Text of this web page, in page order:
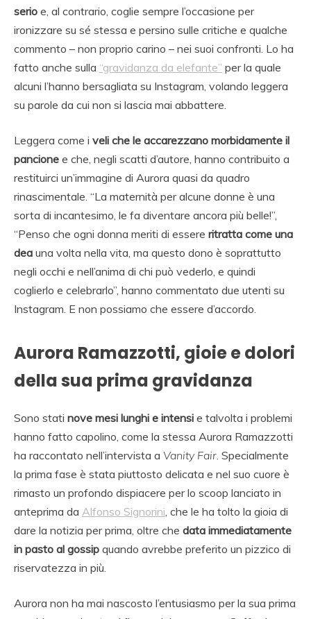
serio e, al contrario, coglie sempre l’occasione per
ironizzare su sé stessa e persino sulle critiche e qualche
commento – non proprio carino – nei suoi confronti. Lo ha
fatto anche sulla “gravidanza da elefante” per la quale
alcuni l’hanno bersagliata su Instagram, volando leggera
su parole da cui non si lascia mai abbattere.
Leggera come i veli che le accarezzano morbidamente il
pancione e che, negli scatti d’autore, hanno contribuito a
restituirci un’immagine di Aurora quasi da quadro
rinascimentale. “La maternità per alcune donne è una
sorta di incantesimo, le fa diventare ancora più belle!”,
“Penso che ogni donna meriti di essere ritratta come una
dea una volta nella vita, ma questo dono è soprattutto
negli occhi e nell’anima di chi può vederlo, e quindi
coglierlo e celebrarlo”, hanno commentato due utenti su
Instagram. E non possiamo che essere d’accordo.
Aurora Ramazzotti, gioie e dolori
della sua prima gravidanza
Sono stati nove mesi lunghi e intensi e talvolta i problemi
hanno fatto capolino, come la stessa Aurora Ramazzotti
ha raccontato nell’intervista a Vanity Fair . Specialmente
la prima fase è stata piuttosto delicata e nel suo cuore è
rimasto un profondo dispiacere per lo scoop lanciato in
anteprima da Alfonso Signorini , che le ha tolto la gioia di
dare la notizia per prima, oltre che data immediatamente
in pasto al gossip quando avrebbe preferito un pizzico di
riservatezza in più.
Aurora non ha mai nascosto l’entusiasmo per la sua prima